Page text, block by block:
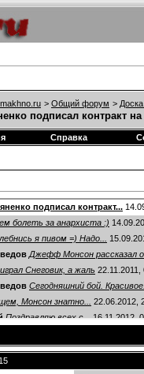
> Общий форум >
подписал контракт
Справка
подписал контракт...
болеть за анархиста :)
я пивом =) Надо...
Джефф Монсон рассказал
Снеговик, а жаль 22.11.2011,
Сегодняшний бой.
Монсон знатно... 22.06.2012,
Поздравляю всех с...16.11.2012,